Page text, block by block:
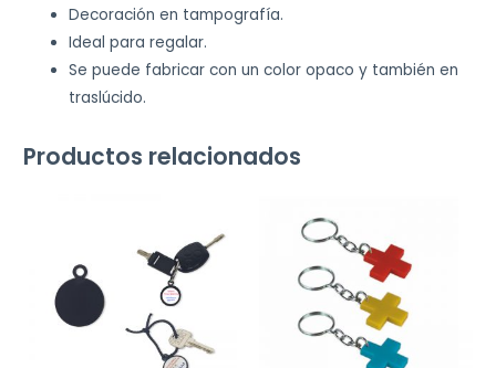
Decoración en tampografía.
Ideal para regalar.
Se puede fabricar con un color opaco y también en
traslúcido.
Productos relacionados